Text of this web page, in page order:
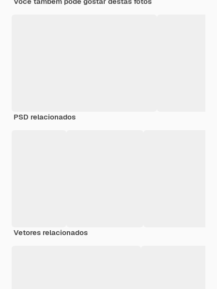
PSD relacionados
Vetores relacionados